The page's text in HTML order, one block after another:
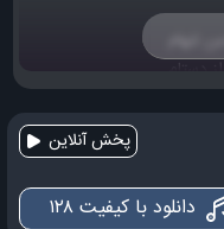
تنهام
میمیرما
ببند جون دلم
و عاشقی
پخش آنلاین
دانلود با کیفیت ۱۲۸